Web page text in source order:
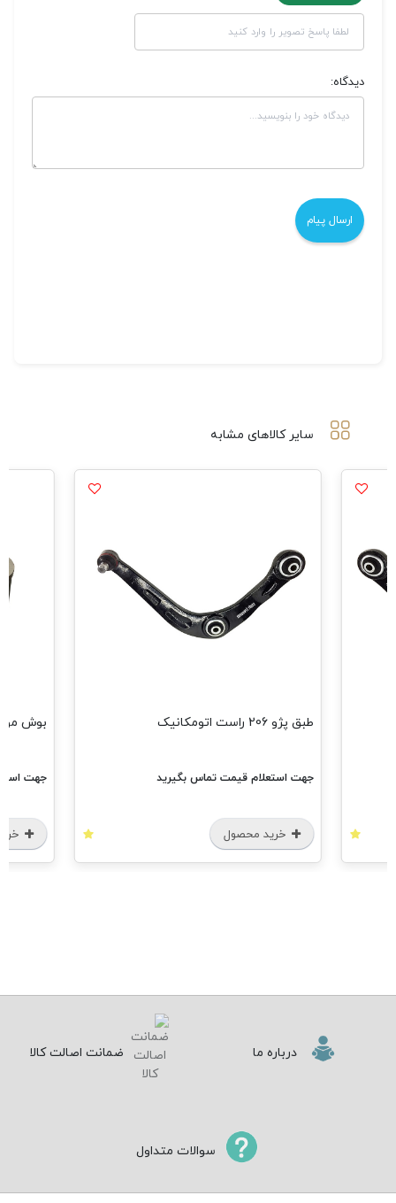
دیدگاه:
سایر کالاهای مشابه
جهت استعلام قیمت تماس بگیرید
خرید محصول
بوش موتور پژو 405 اتومکانیک
جهت استعلام قیمت
خرید محصول
درباره ما ضمانت اصالت کالا
سوالات متداول